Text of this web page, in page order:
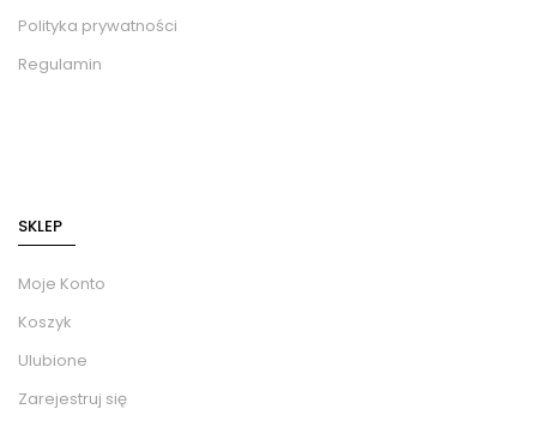
Polityka prywatności
Regulamin
SKLEP
Moje Konto
Koszyk
Ulubione
Zarejestruj się